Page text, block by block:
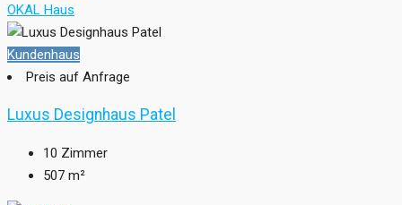
OKAL Haus
Kundenhaus
Preis auf Anfrage
Luxus Designhaus Patel
10 Zimmer
507 m²